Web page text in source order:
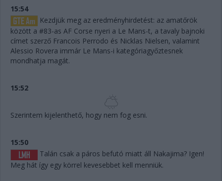
15:54
Kezdjük meg az eredményhirdetést: az amatőrök
között a #83-as AF Corse nyeri a Le Mans-t, a tavaly bajnoki
címet szerző Francois Perrodo és Nicklas Nielsen, valamint
Alessio Rovera immár Le Mans-i kategóriagyőztesnek
mondhatja magát.
15:52
Szerintem kijelenthető, hogy nem fog esni.
15:50
Talán csak a páros befutó miatt áll Nakajima? Igen!
Meg hát így egy körrel kevesebbet kell menniük.